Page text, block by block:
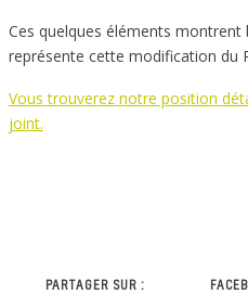
Ces quelques éléments montrent
représente cette modification du
Vous trouverez notre position
joint.
PARTAGER SUR :